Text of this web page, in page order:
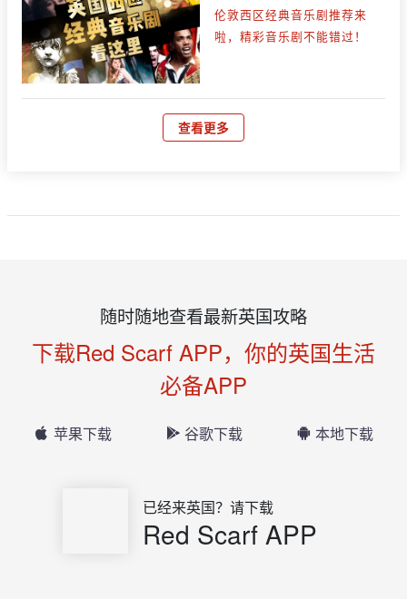
伦敦西区经典音乐剧推荐来
啦，精彩音乐剧不能错过！
查看更多
随时随地查看最新英国攻略
下载Red Scarf APP，你的英国生活
必备APP
苹果下载 谷歌下载 本地下载
已经来英国？请下载
Red Scarf APP